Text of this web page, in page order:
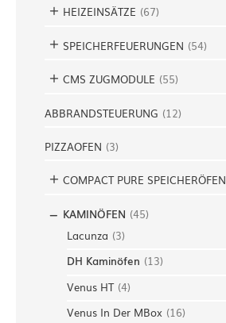
HEIZEINSÄTZE (67)
SPEICHERFEUERUNGEN (54)
CMS ZUGMODULE (55)
ABBRANDSTEUERUNG (12)
PIZZAOFEN (3)
COMPACT PURE SPEICHERÖFEN
KAMINÖFEN (45)
Lacunza (3)
DH Kaminöfen (13)
Venus HT (4)
Venus In Der MBox (16)